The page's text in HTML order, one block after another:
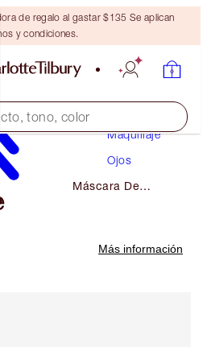
de regalo al gastar $135 Se aplican
y condiciones.
tono, color
Maquillaje
Ojos
Máscara De
Más información